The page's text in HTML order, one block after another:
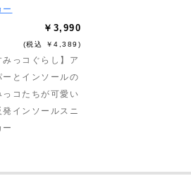
ー
￥3,990
(税込 ￥4,389)
みっコぐらし】ア
ーとインソールの
っコたちが可愛い
発インソールスニ
ー